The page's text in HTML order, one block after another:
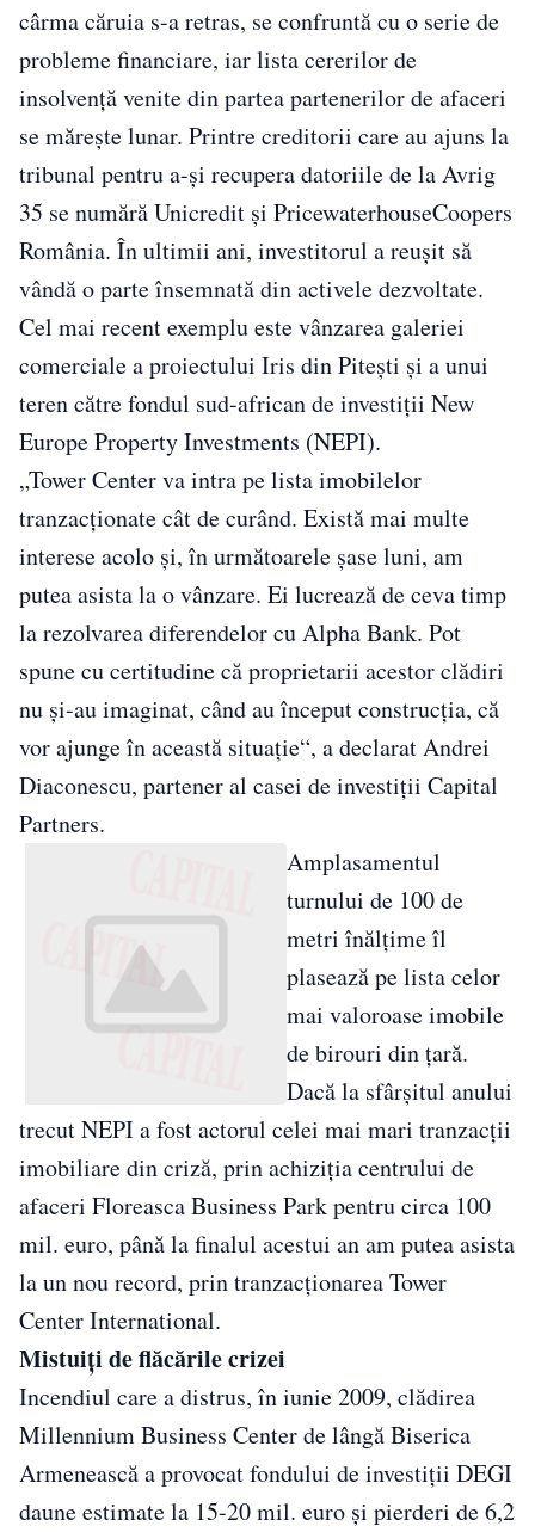
cârma căruia s-a retras, se confruntă cu o serie de
probleme financiare, iar lista cererilor de
insolvenţă venite din partea partenerilor de afaceri
se măreşte lunar. Printre creditorii care au ajuns la
tribunal pentru a-şi recupera datoriile de la Avrig
35 se numără Unicredit şi PricewaterhouseCoopers
România. În ultimii ani, investitorul a reuşit să
vândă o parte însemnată din activele dezvoltate.
Cel mai recent exemplu este vânzarea galeriei
comerciale a proiectului Iris din Piteşti şi a unui
teren către fondul sud-african de investiţii New
Europe Property Investments (NEPI).
„Tower Center va intra pe lista imobilelor
tranzacţionate cât de curând. Există mai multe
interese acolo şi, în următoarele şase luni, am
putea asista la o vânzare. Ei lucrează de ceva timp
la rezolvarea diferendelor cu Alpha Bank. Pot
spune cu certitudine că proprietarii acestor clădiri
nu şi-au imaginat, când au început construcţia, că
vor ajunge în această situaţie“, a declarat Andrei
Diaconescu, partener al casei de investiţii Capital
Partners.
Amplasamentul
turnului de 100 de
metri înălţime îl
plasează pe lista celor
mai valoroase imobile
de birouri din ţară.
Dacă la sfârşitul anului
trecut NEPI a fost actorul celei mai mari tranzacţii
imobiliare din criză, prin achiziţia centrului de
afaceri Floreasca Business Park pentru circa 100
mil. euro, până la finalul acestui an am putea asista
la un nou record, prin tranzacţionarea Tower
Center International.
Mistuiţi de flăcările crizei
Incendiul care a distrus, în iunie 2009, clădirea
Millennium Business Center de lângă Biserica
Armenească a provocat fondului de investiţii DEGI
daune estimate la 15-20 mil. euro şi pierderi de 6,2